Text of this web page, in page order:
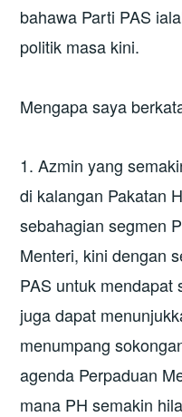
bahawa Parti PAS
politik masa kini.
Mengapa saya
1. Azmin yang
di kalangan Pakatan
sebahagian segmen
Menteri, kini dengan
PAS untuk mendapat
juga dapat
menumpang
agenda Perpaduan
mana PH semakin